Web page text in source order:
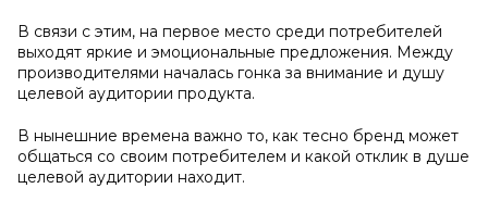
В связи с этим, на первое место среди потребителей
выходят яркие и эмоциональные предложения. Между
производителями началась гонка за внимание и душу
целевой аудитории продукта.
В нынешние времена важно то, как тесно бренд может
общаться со своим потребителем и какой отклик в душе
целевой аудитории находит.